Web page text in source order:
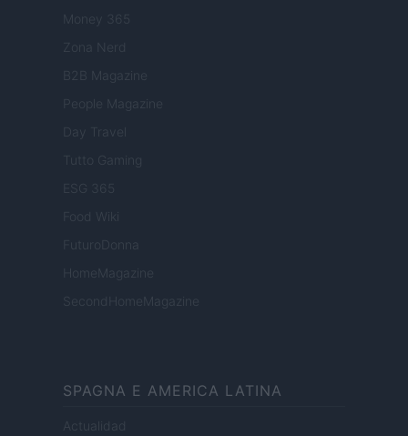
Money 365
Zona Nerd
B2B Magazine
People Magazine
Day Travel
Tutto Gaming
ESG 365
Food Wiki
FuturoDonna
HomeMagazine
SecondHomeMagazine
SPAGNA E AMERICA LATINA
Actualidad